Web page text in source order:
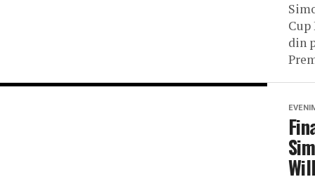
Cup
din